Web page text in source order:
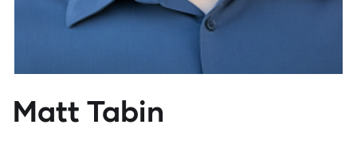
Matt Tabin